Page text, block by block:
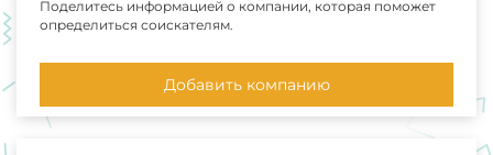
Поделитесь информацией о компании, которая поможет
определиться соискателям.
Добавить компанию